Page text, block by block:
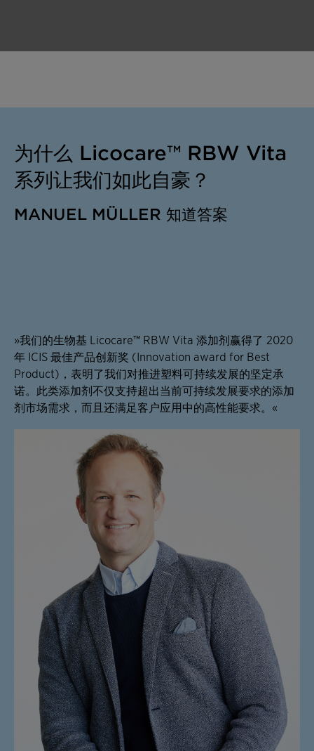
为什么 Licocare™ RBW Vita
系列让我们如此自豪？
MANUEL MÜLLER 知道答案
»我们的生物基 Licocare™ RBW Vita 添加剂赢得了 2020
年 ICIS 最佳产品创新奖 (Innovation award for Best
Product)，表明了我们对推进塑料可持续发展的坚定承
诺。此类添加剂不仅支持超出当前可持续发展要求的添加
剂市场需求，而且还满足客户应用中的高性能要求。«